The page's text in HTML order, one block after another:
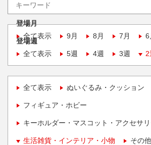
登場月
全て表示
9月 8月 7月 6
登場週
全て表示
5週 4週 3週 2
全て表示 ぬいぐるみ・クッション
フィギュア・ホビー
キーホルダー・マスコット・アクセサ
生活雑貨・インテリア・小物 その